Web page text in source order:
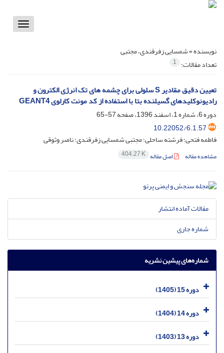
Toggle
نویسنده =شمسایی زفرقندی، مجتبی
تعداد مقالات: 1
تعیین دقیق مقادیر S سلولی برای چشمه های تک انرژی الکترون و
رادیونوکلیدهای گسیلنده بتا با استفاده از کد مونت کارلوی GEANT4
دوره 6، شماره 1، اسفند 1396، صفحه
57-65
10.22052/6.1.57
فاطمه فتحی؛ فرشته ساحلی؛ مجتبی شمسایی زفرقندی؛ ناصر وثوقی
مشاهده مقاله اصل مقاله 404.27 K
مقالات آماده انتشار
شماره جاری
شماره‌های پیشین نشریه
دوره 15 (1405)
دوره 14 (1404)
دوره 13 (1403)